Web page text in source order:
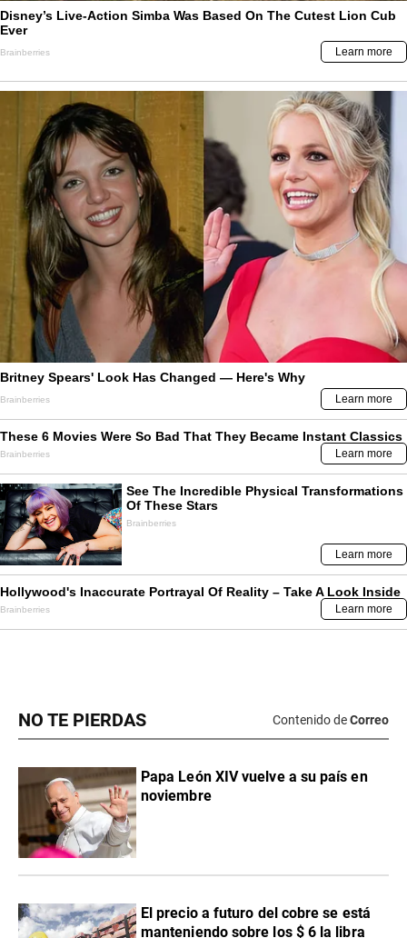
NO TE PIERDAS Contenido deCorreo
Papa León XIV vuelve a su país en
noviembre
El precio a futuro del cobre se está
manteniendo sobre los $ 6 la libra